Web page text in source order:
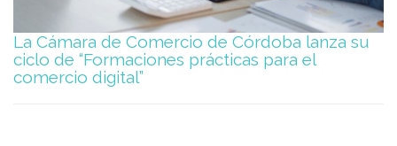
La Cámara de Comercio de Córdoba lanza su
ciclo de “Formaciones prácticas para el
comercio digital”